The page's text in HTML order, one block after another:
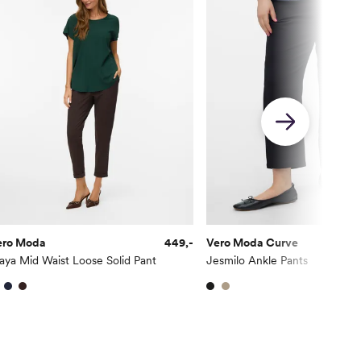
Moda
Mid Waist Loose Solid Pant
449,-
Vero Moda Curve
Jesmilo Ankle Pants